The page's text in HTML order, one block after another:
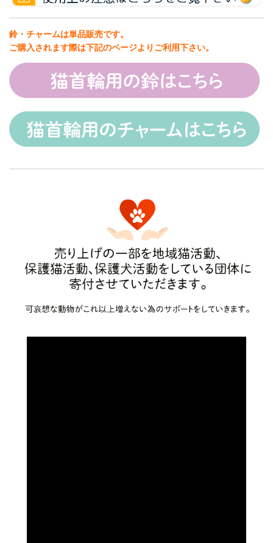
鈴・チャームは単品販売です。
ご購入されます際は下記のページよりご利用下さい。